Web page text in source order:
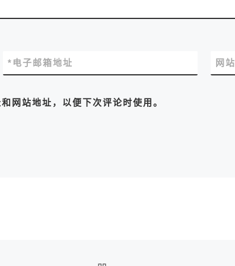
电子邮箱地址
* 网
网站地址，以便下次评论时使用。